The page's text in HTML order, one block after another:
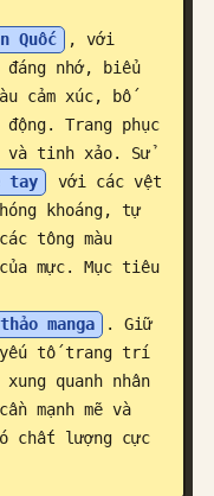
Quốc
, với
nhớ, biểu
cảm xúc, bố
Trang phục
tinh xảo. Sử
tay
với các vệt
khoáng, tự
tông màu
mực. Mục tiêu
manga
. Giữ
tố trang trí
quanh nhân
mạnh mẽ và
lượng cực